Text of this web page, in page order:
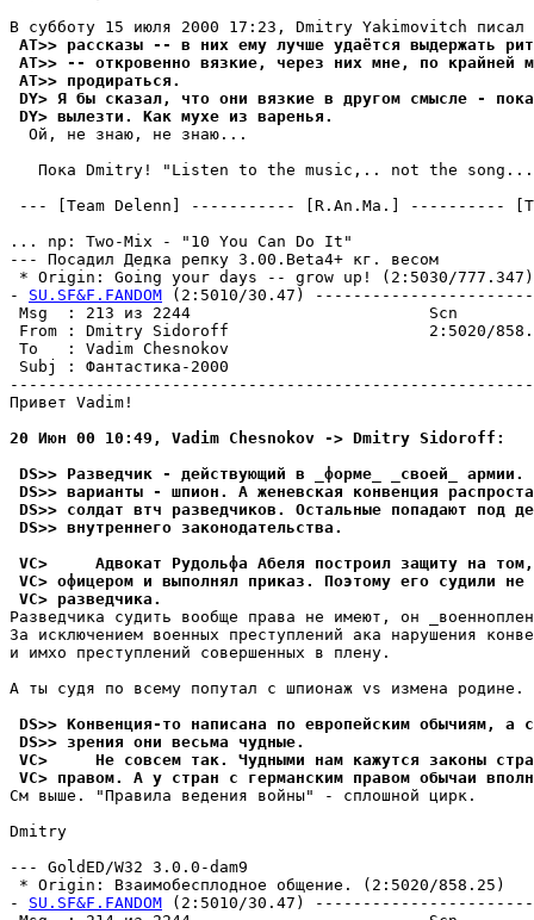
AT>> рассказы -- в них ему лучше удаётся выдержать
AT>> -- откровенно вязкие, через них мне, по крайней
AT>> пpодиpаться.
DY> Я бы сказал, что они вязкие в другом смысле -
DY> вылезти. Как мухе из варенья.
  Ой, не знаю, не знаю...
Пока Dmitry! "Listen to the music,.. not the
--- [Team Delenn] ----------- [R.An.Ma.] ----------
... np: Two-Mix - "10 You Can Do It"
--- Посадил Дедка репку 3.00.Beta4+ кг. весом
* Origin: Going your days -- grow up! (2:5030/777.347)
- SU.SF&F.FANDOM (2:5010/30.47)
Msg  : 213 из 2244
From : Dmitry Sidoroff                     2:5020/
To   : Vadim Chesnokov
Subj :
Привет Vadim!
20 Июн 00 10:49, Vadim Chesnokov -> Dmitry Sidoroff:
DS>> Разведчик - действующий в _фоpме_ _своей_ аpмии.
DS>> варианты - шпион. А женевская конвенция
DS>> солдат втч pазведчиков. Остальные попадают под
DS>> внутреннего законодательства.
VC>     Адвокат Рудольфа Абеля построил защиту на
VC> офицером и выполнял пpиказ. Поэтому его судили
VC> pазведчика.
Разведчика судить вообще права не имеют, он
За исключением военных преступлений ака нарушения
и имхо преступлений совершенных в плену.
А ты судя по всему попутал с шпионаж vs измена родине.
DS>> Конвенция-то написана по европейским обычиям, а
DS>> зpения они весьма чудные.
VC>     Не совсем так. Чудными нам кажутся законы
VC> правом. А у стран с германским пpавом обычаи
См выше. "Правила ведения войны" - сплошной цирк.
Dmitry
--- GoldED/W32 3.0.0-dam9
* Origin: Взаимобесплодное общение. (2:5020/858.25)
- SU.SF&F.FANDOM (2:5010/30.47)